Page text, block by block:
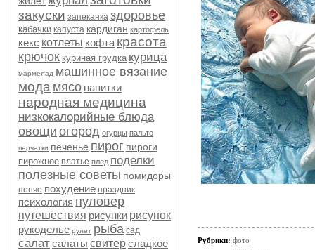
закуски запеканка здоровье
кабачки капуста кардиган картофель
кекс котлеты кофта красота
крючок куриная грудка курица
мармелад машинное вязание
мода мясо напитки
народная медицина
низкокалорийные блюда
овощи огород огурцы пальто
перчатки печенье пирог пироги
пирожное платье плед поделки
полезные советы помидоры
пончо похудение праздник
психология пуловер
путешествия рисунки рисунок
рукоделье рулет рыба сад
салатсалаты свитерсладкое Рубрики: фото